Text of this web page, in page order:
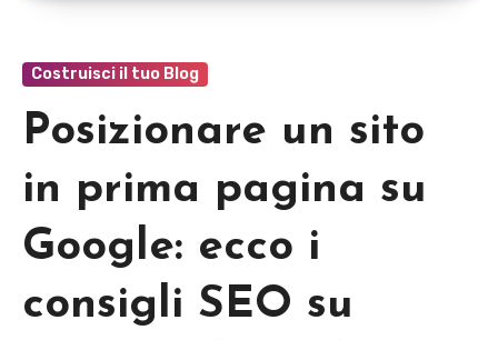
Costruisci il tuo Blog
Posizionare un sito
in prima pagina su
Google: ecco i
consigli SEO su